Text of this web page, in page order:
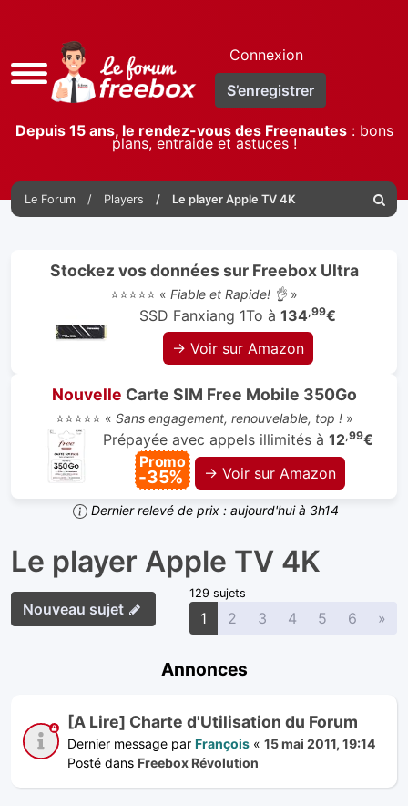
Accès
rapide
Connexion
S’enregistrer
Depuis 15 ans, le rendez-vous des Freenautes: bons
plans, entraide et astuces !
Le Forum Players Le player Apple TV 4K
Stockez vos données sur Freebox Ultra
⭐⭐⭐⭐⭐ « Fiable et Rapide! 👌»
SSD Fanxiang 1To à 134,99€
→ Voir sur Amazon
Nouvelle Carte SIM Free Mobile 350Go
⭐⭐⭐⭐⭐ « Sans engagement, renouvelable, top !»
Prépayée avec appels illimités à 12,99€
Promo
-35% → Voir sur Amazon
Dernier relevé de prix : aujourd'hui à 3h14
Le player Apple TV 4K
Nouveau sujet
129 sujets
1 2 3 4 5 6 »
Annonces
[A Lire] Charte d'Utilisation du Forum
Dernier message par François « 15 mai 2011, 19:14
Posté dans Freebox Révolution